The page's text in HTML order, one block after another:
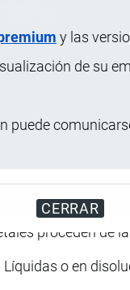
y las
de su
puede
CERRAR
su Empresa en
proceden de
Líquidas o en